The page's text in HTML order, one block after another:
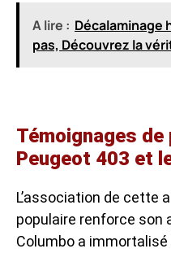
A lire : Décalaminage
pas, Découvrez la
Témoignages
Peugeot 403 et
L’association de cette
populaire renforce son
Columbo a